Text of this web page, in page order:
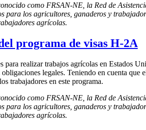
como FRSAN-NE, la Red de
los agricultores, ganaderos y
agrícolas.
programa de visas H-2A
realizar trabajos agrícolas en Estados
legales. Teniendo en cuenta que
trabajadores en este programa.
como FRSAN-NE, la Red de
los agricultores, ganaderos y
agrícolas.